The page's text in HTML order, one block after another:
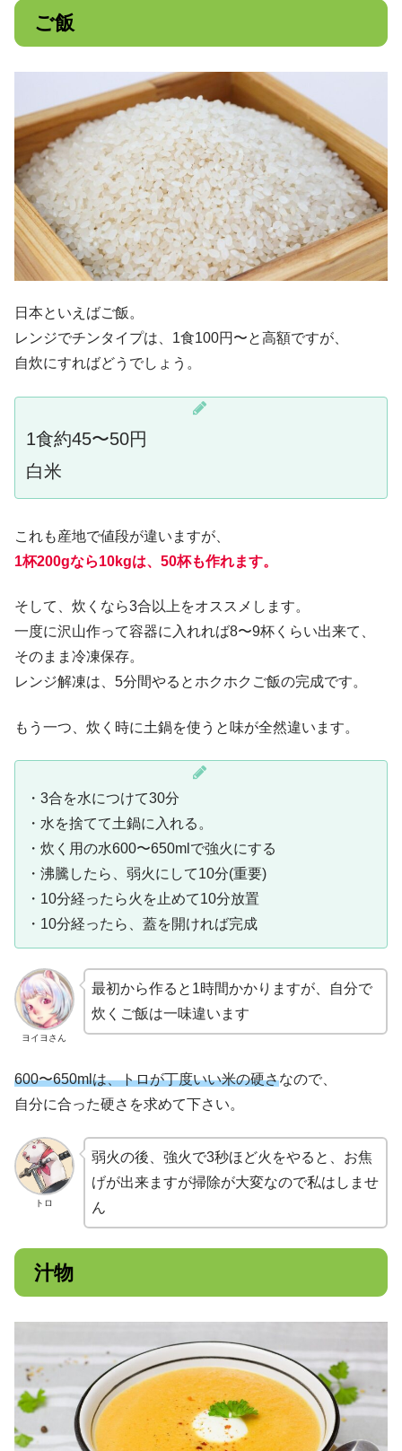
ご飯
日本といえばご飯。
レンジでチンタイプは、1食100円〜と高額ですが、
自炊にすればどうでしょう。
1食約45〜50円
白米
これも産地で値段が違いますが、
1杯200gなら10kgは、50杯も作れます。
そして、炊くなら3合以上をオススメします。
一度に沢山作って容器に入れれば8〜9杯くらい出来て、
そのまま冷凍保存。
レンジ解凍は、5分間やるとホクホクご飯の完成です。
もう一つ、炊く時に土鍋を使うと味が全然違います。
・3合を水につけて30分
・水を捨てて土鍋に入れる。
・炊く用の水600〜650mlで強火にする
・沸騰したら、弱火にして10分(重要)
・10分経ったら火を止めて10分放置
・10分経ったら、蓋を開ければ完成
ヨイヨさん
最初から作ると1時間かかりますが、自分で
炊くご飯は一味違います
600〜650mlは、トロが丁度いい米の硬さなので、
自分に合った硬さを求めて下さい。
トロ
弱火の後、強火で3秒ほど火をやると、お焦
げが出来ますが掃除が大変なので私はしませ
ん
汁物